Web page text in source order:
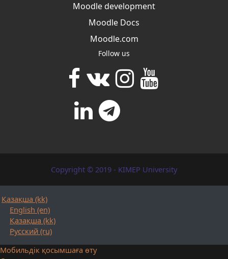
Moodle development
Moodle Docs
Moodle.com
Follow us
Copyright © 2019 - KIMEP University
Қазақша ‎(kk)‎
English ‎(en)‎
Қазақша ‎(kk)‎
Русский ‎(ru)‎
Мобильдік қосымшаға өту